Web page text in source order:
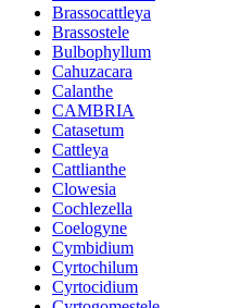
Brassocattleya
Brassostele
Bulbophyllum
Cahuzacara
Calanthe
CAMBRIA
Catasetum
Cattleya
Cattlianthe
Clowesia
Cochlezella
Coelogyne
Cymbidium
Cyrtochilum
Cyrtocidium